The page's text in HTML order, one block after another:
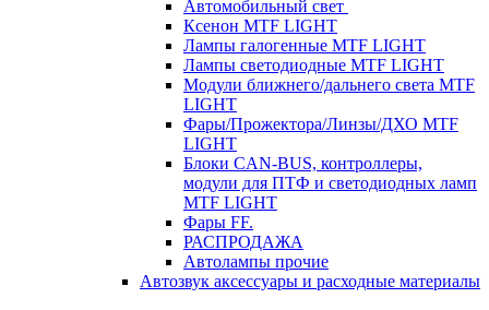
Автомобильный свет
Ксенон MTF LIGHT
Лампы галогенные MTF LIGHT
Лампы светодиодные MTF LIGHT
Модули ближнего/дальнего света MTF
LIGHT
Фары/Прожектора/Линзы/ДХО MTF
LIGHT
Блоки CAN-BUS, контроллеры,
модули для ПТФ и светодиодных ламп
MTF LIGHT
Фары FF.
РАСПРОДАЖА
Автолампы прочие
Автозвук аксессуары и расходные материалы